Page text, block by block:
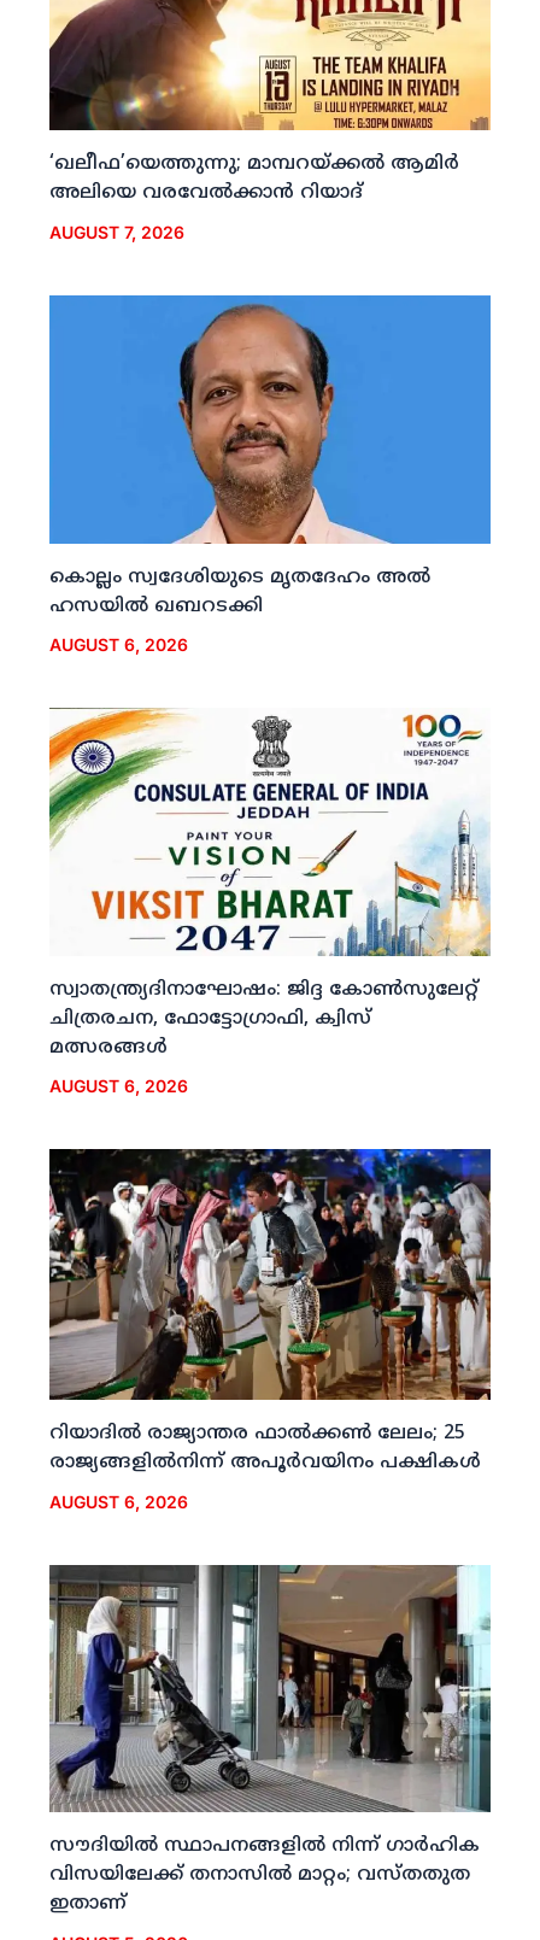
‘ഖലീഫ’യെത്തുന്നു; മാമ്പറയ്ക്കല്‍ ആമിര്‍
അലിയെ വരവേല്‍ക്കാന്‍ റിയാദ്
AUGUST 7, 2026
കൊല്ലം സ്വദേശിയുടെ മൃതദേഹം അല്‍
ഹസയില്‍ ഖബറടക്കി
AUGUST 6, 2026
സ്വാതന്ത്ര്യദിനാഘോഷം: ജിദ്ദ കോണ്‍സുലേറ്റ്
ചിത്രരചന, ഫോട്ടോഗ്രാഫി, ക്വിസ്
മത്സരങ്ങള്‍
AUGUST 6, 2026
റിയാദില്‍ രാജ്യാന്തര ഫാല്‍ക്കണ്‍ ലേലം; 25
രാജ്യങ്ങളില്‍നിന്ന് അപൂര്‍വയിനം പക്ഷികള്‍
AUGUST 6, 2026
സൗദിയില്‍ സ്ഥാപനങ്ങളില്‍ നിന്ന് ഗാര്‍ഹിക
വിസയിലേക്ക് തനാസില്‍ മാറ്റം; വസ്തതുത
ഇതാണ്